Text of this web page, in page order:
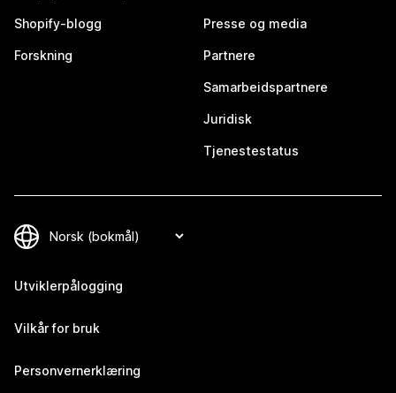
Shopify-blogg
Forskning
Presse og media
Partnere
Samarbeidspartnere
Juridisk
Tjenestestatus
Utviklerpålogging
Vilkår for bruk
Personvernerklæring